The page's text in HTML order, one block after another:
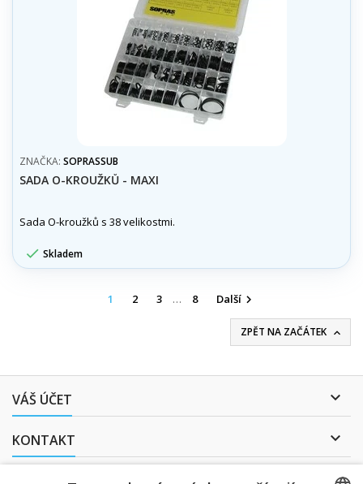
ZNAČKA: SOPRASSUB
SADA O-KROUŽKŮ - MAXI
Sada O-kroužků s 38 velikostmi.
 Skladem
1 2 3 … 8 Další
ZPĚT NA ZAČÁTEK 
VÁŠ ÚČET 
KONTAKT 